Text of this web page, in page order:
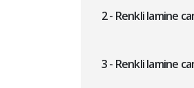
2 - Renkli lamine
3 - Renkli lamine